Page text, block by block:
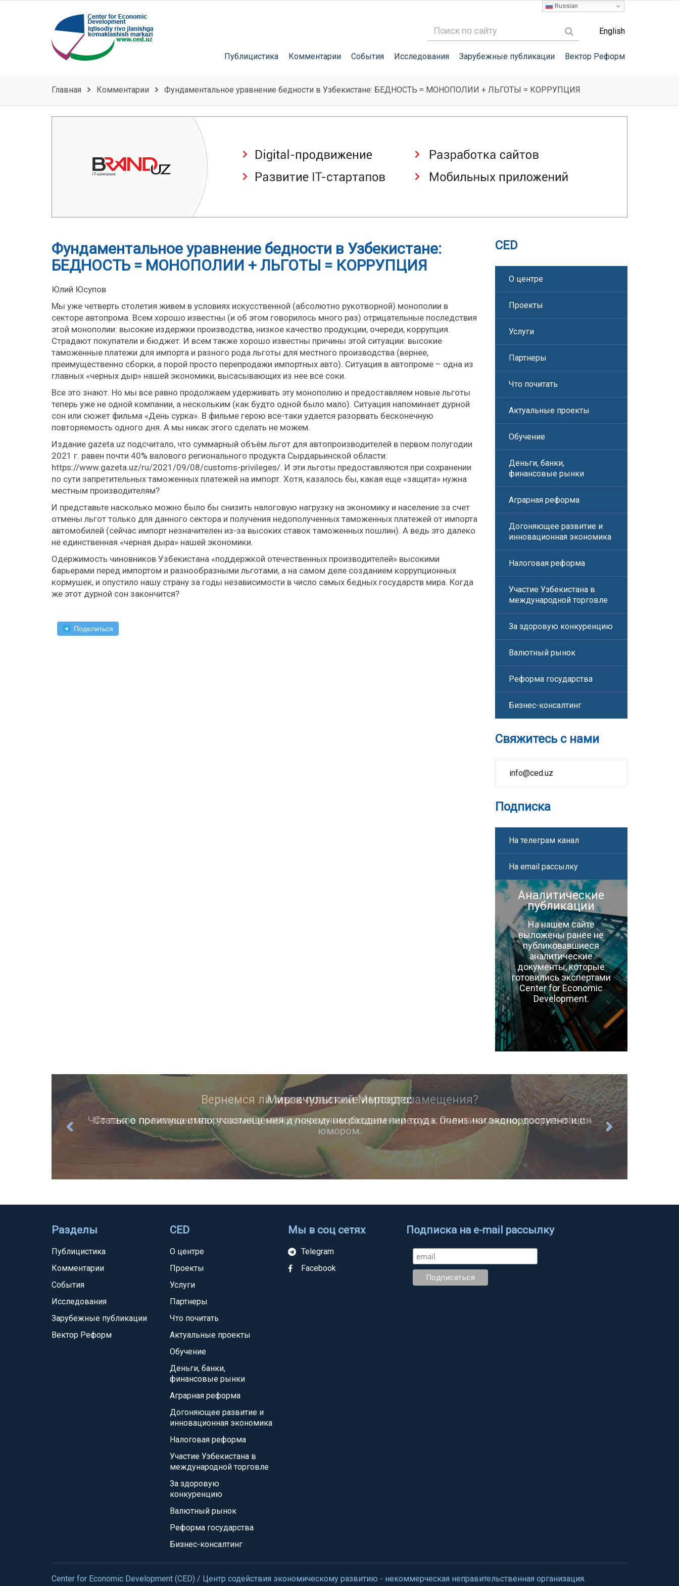
English
Публицистика Комментарии События Исследования Зарубежные публикации Вектор Реформ
Главная Комментарии Фундаментальное уравнение бедности в Узбекистане: БЕДНОСТЬ = МОНОПОЛИИ + ЛЬГОТЫ = КОРРУПЦИЯ
Фундаментальное уравнение бедности в Узбекистане:
БЕДНОСТЬ = МОНОПОЛИИ + ЛЬГОТЫ = КОРРУПЦИЯ
Юлий Юсупов
Мы уже четверть столетия живем в условиях искусственной (абсолютно рукотворной) монополии в
секторе автопрома. Всем хорошо известны (и об этом говорилось много раз) отрицательные последствия
этой монополии: высокие издержки производства, низкое качество продукции, очереди, коррупция.
Страдают покупатели и бюджет. И всем также хорошо известны причины этой ситуации: высокие
таможенные платежи для импорта и разного рода льготы для местного производства (вернее,
преимущественно сборки, а порой просто перепродажи импортных авто). Ситуация в автопроме – одна из
главных «черных дыр» нашей экономики, высасывающих из нее все соки.
Все это знают. Но мы все равно продолжаем удерживать эту монополию и предоставляем новые льготы
теперь уже не одной компании, а нескольким (как будто одной было мало). Ситуация напоминает дурной
сон или сюжет фильма «День сурка». В фильме герою все-таки удается разорвать бесконечную
повторяемость одного дня. А мы никак этого сделать не можем.
Издание gazeta.uz подсчитало, что суммарный объём льгот для автопроизводителей в первом полугодии
2021 г. равен почти 40% валового регионального продукта Сырдарьинской области:
https://www.gazeta.uz/ru/2021/09/08/customs-privileges/. И эти льготы предоставляются при сохранении
по сути запретительных таможенных платежей на импорт. Хотя, казалось бы, какая еще «защита» нужна
местным производителям?
И представьте насколько можно было бы снизить налоговую нагрузку на экономику и население за счет
отмены льгот только для данного сектора и получения недополученных таможенных платежей от импорта
автомобилей (сейчас импорт незначителен из-за высоких ставок таможенных пошлин). А ведь это далеко
не единственная «черная дыра» нашей экономики.
Одержимость чиновников Узбекистана «поддержкой отечественных производителей» высокими
барьерами перед импортом и разнообразными льготами, а на самом деле созданием коррупционных
кормушек, и опустило нашу страну за годы независимости в число самых бедных государств мира. Когда
же этот дурной сон закончится?
Поделиться
CED
О центре
Проекты
Услуги
Партнеры
Что почитать
Актуальные проекты
Обучение
Деньги, банки,
финансовые рынки
Аграрная реформа
Догоняющее развитие и
инновационная экономика
Налоговая реформа
Участие Узбекистана в
международной торговле
За здоровую конкуренцию
Валютный рынок
Реформа государства
Бизнес-консалтинг
Свяжитесь с нами
info@ced.uz
Подписка
На телеграм канал
На email рассылку
Аналитические
публикации
На нашем сайте
выложены ранее не
публиковавшиеся
аналитические
документы, которые
готовились экспертами
Center for Economic
Development.
Мирзачульский Мерседес
Статья о преимуществах участия в международном разделении труда. Очень наглядно, доступно и с
юмором.
Разделы
Публицистика
Комментарии
События
Исследования
Зарубежные публикации
Вектор Реформ
CED
О центре
Проекты
Услуги
Партнеры
Что почитать
Актуальные проекты
Обучение
Деньги, банки,
финансовые рынки
Аграрная реформа
Догоняющее развитие и
инновационная экономика
Налоговая реформа
Участие Узбекистана в
международной торговле
За здоровую
конкуренцию
Валютный рынок
Реформа государства
Бизнес-консалтинг
Мы в соц сетях
Telegram
Facebook
Подписка на e-mail рассылку
Center for Economic Development (CED) / Центр содействия экономическому развитию - некоммерческая неправительственная организация.
Russian